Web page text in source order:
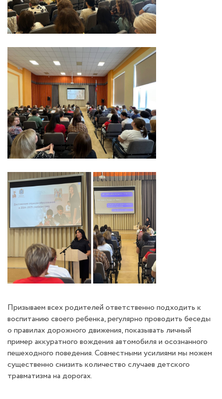
Призываем всех родителей ответственно подходить к
воспитанию своего ребенка, регулярно проводить беседы
о правилах дорожного движения, показывать личный
пример аккуратного вождения автомобиля и осознанного
пешеходного поведения. Совместными усилиями мы можем
существенно снизить количество случаев детского
травматизма на дорогах.